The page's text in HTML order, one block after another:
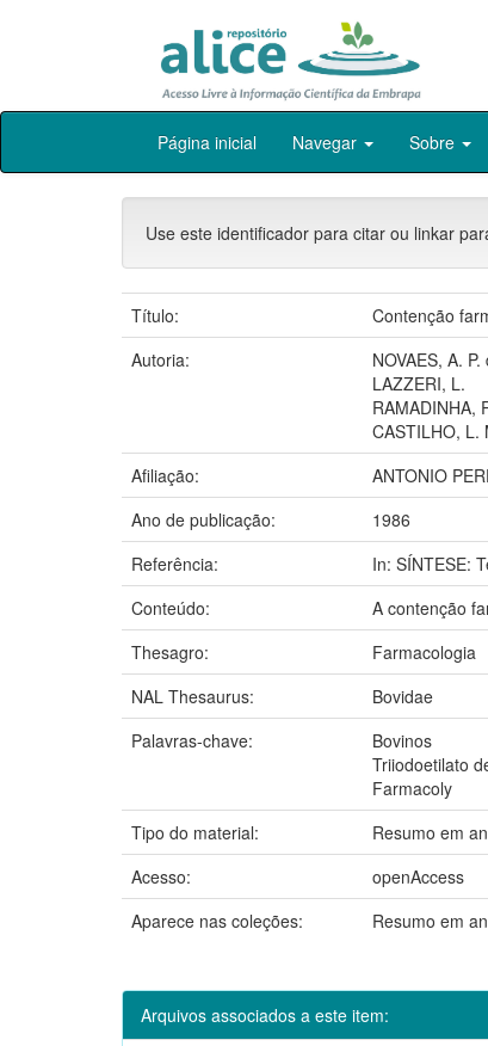
Skip
Página inicial Navegar Sobre
Use este identificador para citar ou linkar
Título:
Contenção
Autoria:
NOVAES, A. P.
LAZZERI, L.
RAMADINHA,
CASTILHO, L.
Afiliação:
ANTONIO
Ano de publicação:
1986
Referência:
In: SÍNTESE:
Conteúdo:
A contenção
Thesagro:
Farmacologia
NAL Thesaurus:
Bovidae
Palavras-chave:
Bovinos
Triiodoetilato
Farmacoly
Tipo do material:
Resumo em
Acesso:
openAccess
Aparece nas coleções:
Resumo em
Arquivos associados a este item: